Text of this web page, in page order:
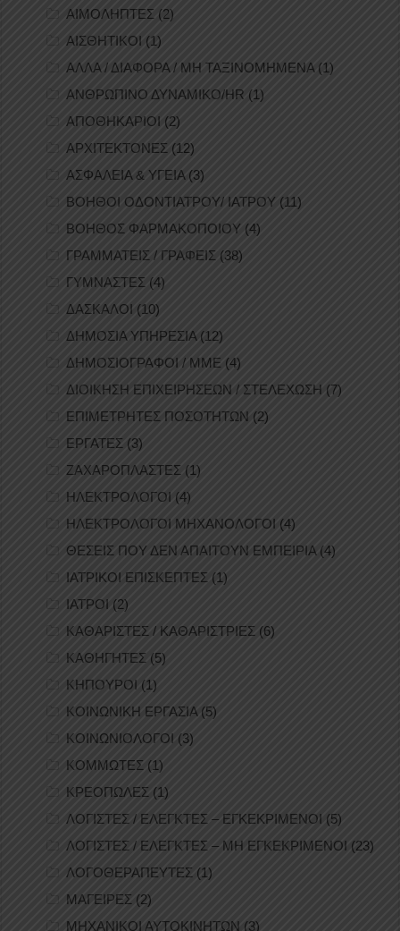
ΑΙΜΟΛΗΠΤΕΣ (2)
ΑΙΣΘΗΤΙΚΟΙ (1)
ΑΛΛΑ / ΔΙΑΦΟΡΑ / ΜΗ ΤΑΞΙΝΟΜΗΜΕΝΑ (1)
ΑΝΘΡΩΠΙΝΟ ΔΥΝΑΜΙΚΟ/HR (1)
ΑΠΟΘΗΚΑΡΙΟΙ (2)
ΑΡΧΙΤΕΚΤΟΝΕΣ (12)
ΑΣΦΑΛΕΙΑ & ΥΓΕΙΑ(3)
ΒΟΗΘΟΙ ΟΔΟΝΤΙΑΤΡΟΥ/ ΙΑΤΡΟΥ (11)
ΒΟΗΘΟΣ ΦΑΡΜΑΚΟΠΟΙΟΥ (4)
ΓΡΑΜΜΑΤΕΙΣ / ΓΡΑΦΕΙΣ (38)
ΓΥΜΝΑΣΤΕΣ (4)
ΔΑΣΚΑΛΟΙ (10)
ΔΗΜΟΣΙΑ ΥΠΗΡΕΣΙΑ(12)
ΔΗΜΟΣΙΟΓΡΑΦΟΙ / ΜΜΕ (4)
ΔΙΟΙΚΗΣΗ ΕΠΙΧΕΙΡΗΣΕΩΝ / ΣΤΕΛΕΧΩΣΗ (7)
ΕΠΙΜΕΤΡΗΤΕΣ ΠΟΣΟΤΗΤΩΝ (2)
ΕΡΓΑΤΕΣ (3)
ΖΑΧΑΡΟΠΛΑΣΤΕΣ (1)
ΗΛΕΚΤΡΟΛΟΓΟΙ (4)
ΗΛΕΚΤΡΟΛΟΓΟΙ ΜΗΧΑΝΟΛΟΓΟΙ (4)
ΘΕΣΕΙΣ ΠΟΥ ΔΕΝ ΑΠΑΙΤΟΥΝ ΕΜΠΕΙΡΙΑ (4)
ΙΑΤΡΙΚΟΙ ΕΠΙΣΚΕΠΤΕΣ (1)
ΙΑΤΡΟΙ (2)
ΚΑΘΑΡΙΣΤΕΣ / ΚΑΘΑΡΙΣΤΡΙΕΣ (6)
ΚΑΘΗΓΗΤΕΣ (5)
ΚΗΠΟΥΡΟΙ (1)
ΚΟΙΝΩΝΙΚΗ ΕΡΓΑΣΙΑ(5)
ΚΟΙΝΩΝΙΟΛΟΓΟΙ (3)
ΚΟΜΜΩΤΕΣ (1)
ΚΡΕΟΠΩΛΕΣ (1)
ΛΟΓΙΣΤΕΣ / ΕΛΕΓΚΤΕΣ – ΕΓΚΕΚΡΙΜΕΝΟΙ (5)
ΛΟΓΙΣΤΕΣ / ΕΛΕΓΚΤΕΣ – ΜΗ ΕΓΚΕΚΡΙΜΕΝΟΙ (23)
ΛΟΓΟΘΕΡΑΠΕΥΤΕΣ (1)
ΜΑΓΕΙΡΕΣ (2)
ΜΗΧΑΝΙΚΟΙ ΑΥΤΟΚΙΝΗΤΩΝ (3)